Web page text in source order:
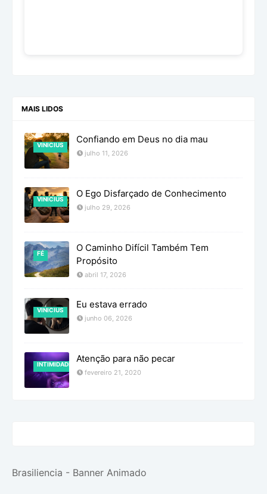
MAIS LIDOS
VINICIUS Confiando em Deus no dia mau
julho 11, 2026
VINICIUS O Ego Disfarçado de Conhecimento
julho 29, 2026
FÉ
O Caminho Difícil Também Tem
Propósito
abril 17, 2026
VINICIUS Eu estava errado
junho 06, 2026
INTIMIDADE Atenção para não pecar
fevereiro 21, 2020
Brasiliencia - Banner Animado